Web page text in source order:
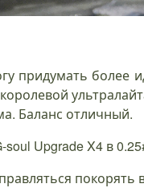
придумать более
Баланс отличный.
Upgrade X4 в
покорять